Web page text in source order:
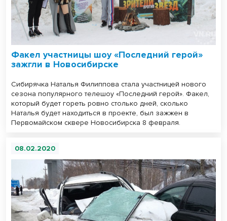
Факел участницы шоу «Последний герой»
зажгли в Новосибирске
Сибирячка Наталья Филиппова стала участницей нового
сезона популярного телешоу «Последний герой». Факел,
который будет гореть ровно столько дней, сколько
Наталья будет находиться в проекте, был зажжен в
Первомайском сквере Новосибирска 8 февраля.
08.02.2020